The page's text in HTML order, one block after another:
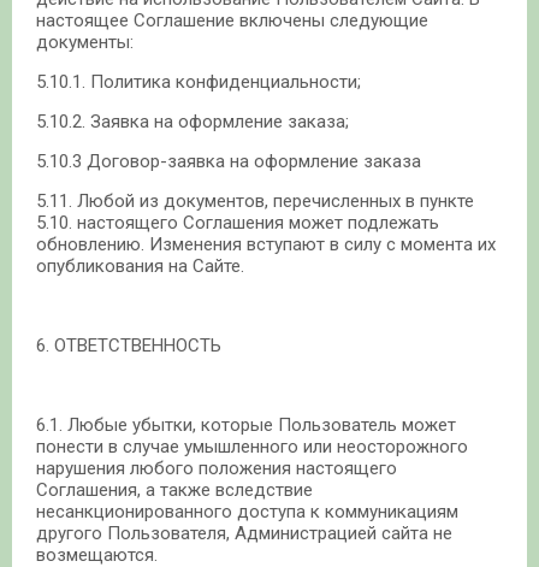
настоящее Соглашение включены следующие
документы:
5.10.1. Политика конфиденциальности;
5.10.2. Заявка на оформление заказа;
5.10.3 Договор-заявка на оформление заказа
5.11. Любой из документов, перечисленных в пункте
5.10. настоящего Соглашения может подлежать
обновлению. Изменения вступают в силу с момента их
опубликования на Сайте.
6. ОТВЕТСТВЕННОСТЬ
6.1. Любые убытки, которые Пользователь может
понести в случае умышленного или неосторожного
нарушения любого положения настоящего
Соглашения, а также вследствие
несанкционированного доступа к коммуникациям
другого Пользователя, Администрацией сайта не
возмещаются.